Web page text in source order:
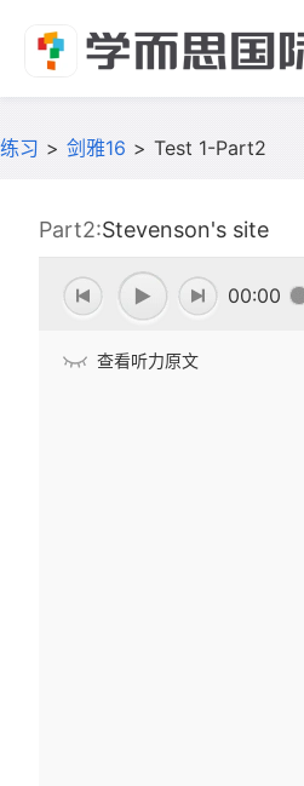
练习 > 剑雅16 > Test 1-Part2
Part2:Stevenson's site
00:00
查看听力原文